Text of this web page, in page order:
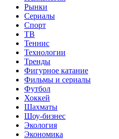
Рынки
Сериалы
Спорт
ТВ
Теннис
Технологии
Тренды
Фигурное катание
Фильмы и сериалы
Футбол
Хоккей
Шахматы
Шоу-бизнес
Экология
Экономика